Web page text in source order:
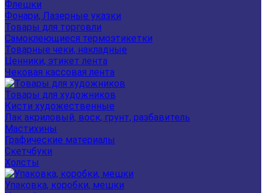
Флешки
Фонари, Лазерные указки
Товары для торговли
Самоклеющиеся термоэтикетки
Товарные чеки, накладные
Ценники, этикет лента
Чековая кассовая лента
Товары для художников
Кисти художественные
Лак акриловый, воск, грунт, разбавитель
Мастихины
Графические материалы
Скетчбуки
Холсты
Упаковка, коробки, мешки